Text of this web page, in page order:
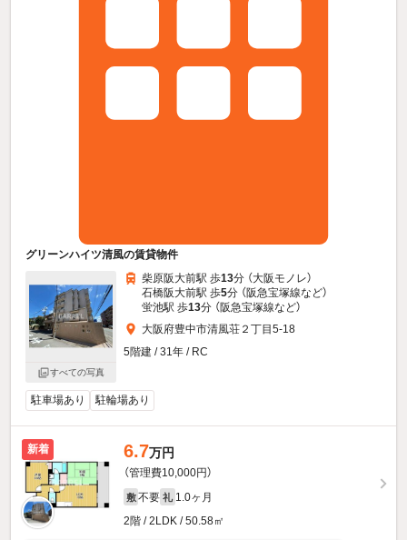
グリーンハイツ清風の賃貸物件
すべての写真
柴原阪大前駅 歩13分 （大阪モノレ）
石橋阪大前駅 歩5分 （阪急宝塚線など）
蛍池駅 歩13分 （阪急宝塚線など）
大阪府豊中市清風荘２丁目5-18
5階建 / 31年 / RC
駐車場あり 駐輪場あり
新着 6.7万円
（管理費10,000円）
敷 不要 礼 1.0ヶ月
2階 / 2LDK / 50.58㎡